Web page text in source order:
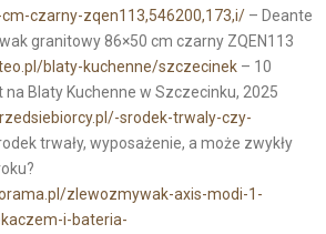
czarny-zqen113,546200,173,i/– Deante
granitowy 86×50 cm czarny ZQEN113
blaty-kuchenne/szczecinek– 10
na Blaty Kuchenne w Szczecinku, 2025
srodek-trwaly-czy-
trwały, wyposażenie, a może zwykły
zlewozmywak-axis-modi-1-
i-bateria-